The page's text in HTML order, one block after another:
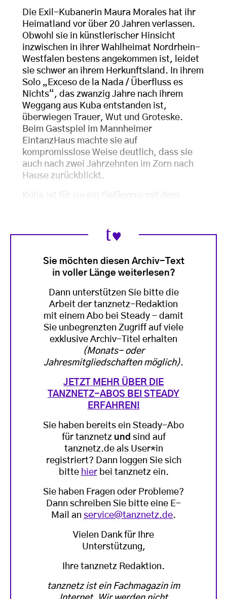
Die Exil-Kubanerin Maura Morales hat ihr
Heimatland vor über 20 Jahren verlassen.
Obwohl sie in künstlerischer Hinsicht
inzwischen in ihrer Wahlheimat Nordrhein-
Westfalen bestens angekommen ist, leidet
sie schwer an ihrem Herkunftsland. In ihrem
Solo „Exceso de la Nada / Überfluss es
Nichts“, das zwanzig Jahre nach ihrem
Weggang aus Kuba entstanden ist,
überwiegen Trauer, Wut und Groteske.
Beim Gastspiel im Mannheimer
EintanzHaus machte sie auf
kompromisslose Weise deutlich, dass sie
auch nach zwei Jahrzehnten im Zorn nach
Hause zurückblickt.
Kuba ist für sie ein Gefängnis mit dem
Sie möchten diesen Archiv-Text
in voller Länge weiterlesen?
Dann unterstützen Sie bitte die
Arbeit der tanznetz-Redaktion
mit einem Abo bei Steady - damit
Sie unbegrenzten Zugriff auf viele
exklusive Archiv-Titel erhalten
(Monats- oder
Jahresmitgliedschaften möglich).
JETZT MEHR ÜBER DIE
TANZNETZ-ABOS BEI STEADY
ERFAHREN!
Sie haben bereits ein Steady-Abo
für tanznetz und sind auf
tanznetz.de als User*in
registriert? Dann loggen Sie sich
bitte hierbei tanznetz ein.
Sie haben Fragen oder Probleme?
Dann schreiben Sie bitte eine E-
Mail an service@tanznetz.de.
Vielen Dank für Ihre
Unterstützung,
Ihre tanznetz Redaktion.
tanznetz ist ein Fachmagazin im